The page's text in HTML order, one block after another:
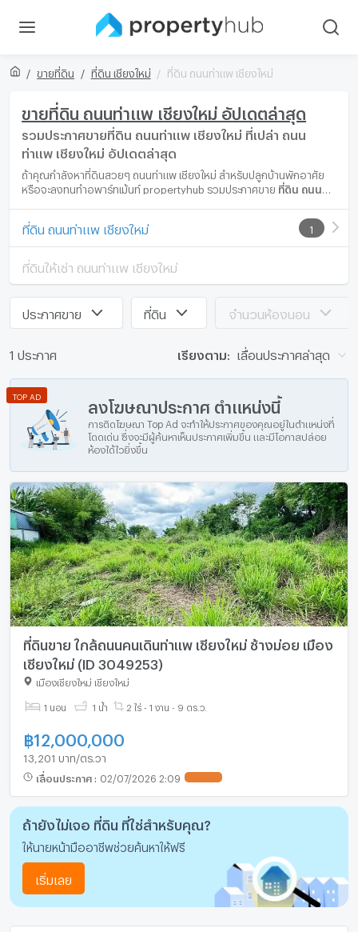
ขายที่ดิน ที่ดิน เชียงใหม่ ที่ดิน ถนนท่าแพ เชียงใหม่
ขายที่ดิน ถนนท่าแพ เชียงใหม่ อัปเดตล่าสุด
รวมประกาศขายที่ดิน ถนนท่าแพ เชียงใหม่ ที่เปล่า ถนน
ท่าแพ เชียงใหม่ อัปเดตล่าสุด
ถ้าคุณกำลังหาที่ดินสวยๆ ถนนท่าแพ เชียงใหม่ สำหรับปลูกบ้านพักอาศัย
หรือจะลงทุนทำอพาร์ทเม้นท์ propertyhub รวมประกาศขาย ที่ดิน ถนน
ต้องการและราคาเหมาะสมที่สุด
ที่ดิน ถนนท่าแพ เชียงใหม่ 1
ที่ดินให้เช่า ถนนท่าแพ เชียงใหม่
ประกาศขาย ที่ดิน จำนวนห้องนอน
1 ประกาศ เรียงตาม: เลื่อนประกาศล่าสุด
ลงโฆษณาประกาศ ตำแหน่งนี้
การติดโฆษณา Top Ad จะทำให้ประกาศของคุณอยู่ในตำแหน่งที่
โดดเด่น ซึ่งจะมีผู้ค้นหาเห็นประกาศเพิ่มขึ้น และมีโอกาสปล่อย
ห้องได้ไวยิ่งขึ้น
TOP AD
ที่ดินขาย ใกล้ถนนคนเดินท่าแพ เชียงใหม่ ช้างม่อย เมือง
เชียงใหม่ (ID 3049253)
เมืองเชียงใหม่ เชียงใหม่
1 นอน 1 น้ำ 2 ไร่ - 1 งาน - 9 ตร.ว.
฿12,000,000
13,201 บาท/ตร.วา
เลื่อนประกาศ : 02/07/2026 2:09
ถ้ายังไม่เจอ ที่ดิน ที่ใช่สำหรับคุณ?
ให้นายหน้ามืออาชีพช่วยค้นหาให้ฟรี
เริ่มเลย